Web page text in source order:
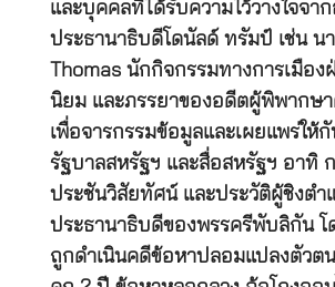
และบุคคลที่ได้รับความไว้วางใจจา
ประธานาธิบดีโดนัลด์ ทรัมป์ เช่น น
Thomas นักกิจกรรมทางการเมือ
นิยม และภรรยาของอดีตผู้พิพากษ
เพื่อจารกรรมข้อมูลและเผยแพร่ให้
รัฐบาลสหรัฐฯ และสื่อสหรัฐฯ อาทิ
ประชันวิสัยทัศน์ และประวัติผู้ชิงตำ
ประธานาธิบดีของพรรครีพับลิกัน โ
ถูกดำเนินคดีข้อหาปลอมแปลงตัวตน